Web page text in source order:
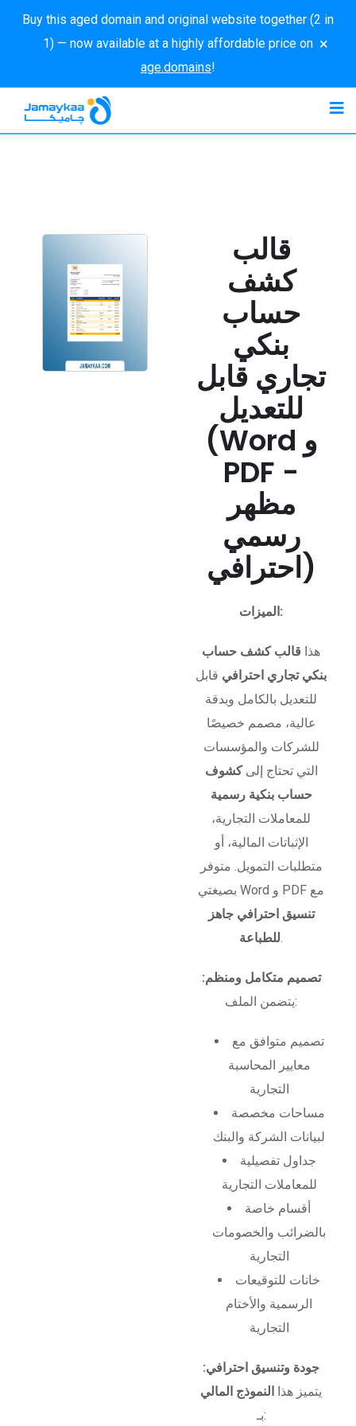
Buy this aged domain and original website together (2 in
1) — now available at a highly affordable price on
age.domains!
×
قالب
كشف
حساب
بنكي
تجاري قابل
للتعديل
(Word و
PDF -
مظهر
رسمي
احترافي)
الميزات:
هذا قالب كشف حساب
بنكي تجاري احترافي قابل
للتعديل بالكامل وبدقة
عالية، مصمم خصيصًا
للشركات والمؤسسات
التي تحتاج إلىكشوف
حساب بنكية رسمية
للمعاملات التجارية،
الإثباتات المالية، أو
متطلبات التمويل. متوفر
بصيغتي Word و PDF مع
تنسيق احترافي جاهز
للطباعة.
تصميم متكامل ومنظم:
يتضمن الملف:
تصميم متوافق مع
معايير المحاسبة
التجارية
مساحات مخصصة
لبيانات الشركة والبنك
جداول تفصيلية
للمعاملات التجارية
أقسام خاصة
بالضرائب والخصومات
التجارية
خانات للتوقيعات
الرسمية والأختام
التجارية
جودة وتنسيق احترافي:
يتميز هذا
النموذج المالي
بـ: